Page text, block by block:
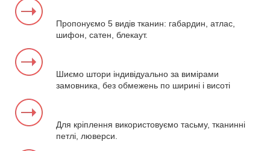
Пропонуємо 5 видів тканин: габардин, атлас,
шифон, сатен, блекаут.
Шиємо штори індивідуально за вимірами
замовника, без обмежень по ширині і висоті
Для кріплення використовуємо тасьму, тканинні
петлі, люверси.